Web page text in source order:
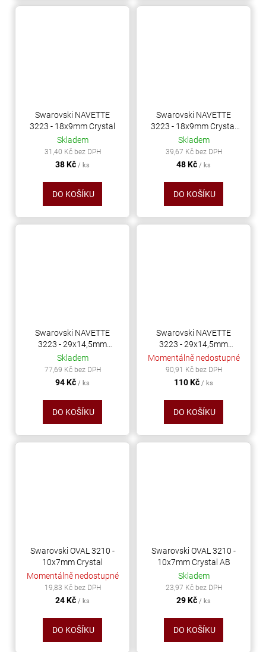
Swarovski NAVETTE
3223 - 18x9mm Crystal
Skladem
31,40 Kč bez DPH
38 Kč / ks
DO KOŠÍKU
Swarovski NAVETTE
3223 - 18x9mm Crystal
AB
Skladem
39,67 Kč bez DPH
48 Kč / ks
DO KOŠÍKU
Swarovski NAVETTE
3223 - 29x14,5mm
Crystal
Skladem
77,69 Kč bez DPH
94 Kč / ks
DO KOŠÍKU
Swarovski NAVETTE
3223 - 29x14,5mm
Crystal AB
Momentálně nedostupné
90,91 Kč bez DPH
110 Kč / ks
DO KOŠÍKU
Swarovski OVAL 3210 -
10x7mm Crystal
Momentálně nedostupné
19,83 Kč bez DPH
24 Kč / ks
DO KOŠÍKU
Swarovski OVAL 3210 -
10x7mm Crystal AB
Skladem
23,97 Kč bez DPH
29 Kč / ks
DO KOŠÍKU